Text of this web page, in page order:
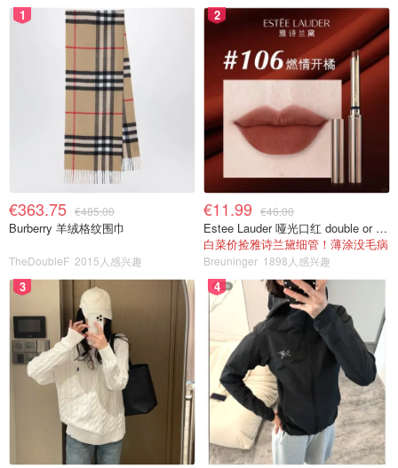
1
€363.75 €485.00
Burberry 羊绒格纹围巾
TheDoubleF 2015人感兴趣
2
€11.99 €46.00
Estee Lauder 哑光口红 double or nothing色号
白菜价捡雅诗兰黛细管！薄涂没毛病
Breuninger 1898人感兴趣
3 4